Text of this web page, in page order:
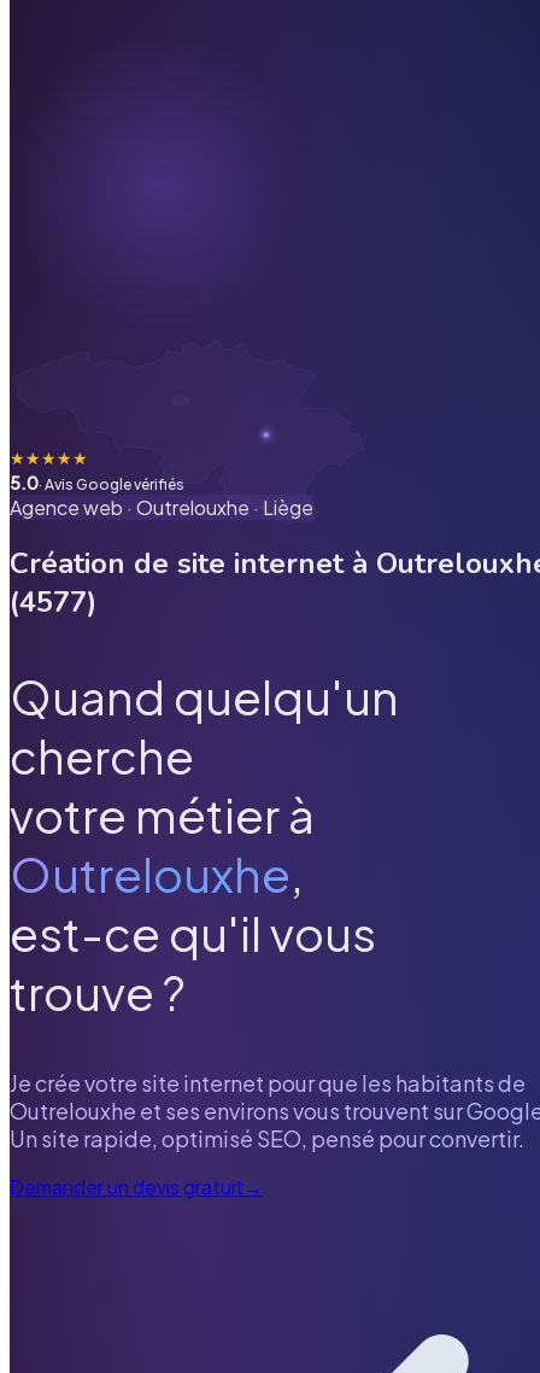
★★★★★
5.0· Avis Google vérifiés
Agence web · Outrelouxhe · Liège
Création de site internet à
(4577)
Quand quelqu'un
cherche
votre métier à
Outrelouxhe,
est-ce qu'il vous
trouve ?
Je crée votre site internet pour que les habitants de
Outrelouxhe et ses environs vous trouvent sur
Un site rapide, optimisé SEO, pensé pour convertir.
Demander un devis gratuit→